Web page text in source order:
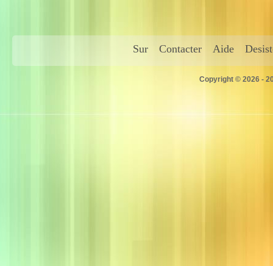
Sur Contacter Aide
Copyright © 2026 -